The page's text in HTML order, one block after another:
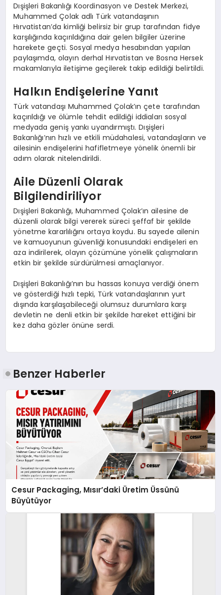
Dışişleri Bakanlığı Koordinasyon ve Destek Merkezi,
Muhammed Çolak adlı Türk vatandaşının
Hırvatistan’da kimliği belirsiz bir grup tarafından fidye
karşılığında kaçırıldığına dair gelen bilgiler üzerine
harekete geçti. Sosyal medya hesabından yapılan
paylaşımda, olayın derhal Hırvatistan ve Bosna Hersek
makamlarıyla iletişime geçilerek takip edildiği belirtildi.
Halkın Endişelerine Yanıt
Türk vatandaşı Muhammed Çolak’ın çete tarafından
kaçırıldığı ve ölümle tehdit edildiği iddiaları sosyal
medyada geniş yankı uyandırmıştı. Dışişleri
Bakanlığı’nın hızlı ve etkili müdahalesi, vatandaşların ve
ailesinin endişelerini hafifletmeye yönelik önemli bir
adım olarak nitelendirildi.
Aile Düzenli Olarak
Bilgilendiriliyor
Dışişleri Bakanlığı, Muhammed Çolak’ın ailesine de
düzenli olarak bilgi vererek süreci şeffaf bir şekilde
yönetme kararlılığını ortaya koydu. Bu sayede ailenin
ve kamuoyunun güvenliği konusundaki endişeleri en
aza indirilerek, olayın çözümüne yönelik çalışmaların
etkin bir şekilde sürdürülmesi amaçlanıyor.
Dışişleri Bakanlığı’nın bu hassas konuya verdiği önem
ve gösterdiği hızlı tepki, Türk vatandaşlarının yurt
dışında karşılaşabileceği olumsuz durumlara karşı
devletin ne denli etkin bir şekilde hareket ettiğini bir
kez daha gözler önüne serdi.
Benzer Haberler
Cesur Packaging, Mısır’daki Üretim Üssünü
Büyütüyor